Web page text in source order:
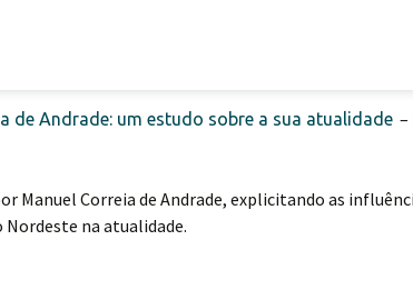
Andrade: um estudo sobre a sua atualidade –
Correia de Andrade, explicitando as
na atualidade.